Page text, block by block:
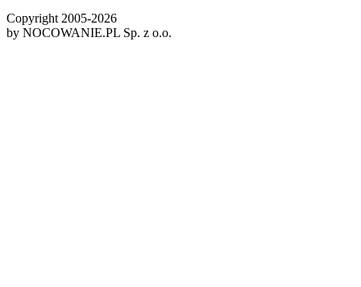
Copyright 2005-2026
by NOCOWANIE.PL Sp. z o.o.